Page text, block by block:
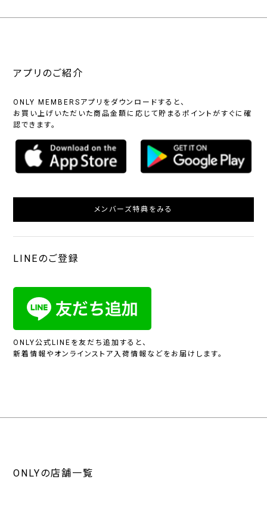
アプリのご紹介
ONLY MEMBERSアプリをダウンロードすると、
お買い上げいただいた商品金額に応じて貯まるポイントがすぐに確
認できます。
メンバーズ特典をみる
LINEのご登録
ONLY公式LINEを友だち追加すると、
新着情報やオンラインストア入荷情報などをお届けします。
ONLYの店舗一覧